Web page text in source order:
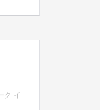
ク イ